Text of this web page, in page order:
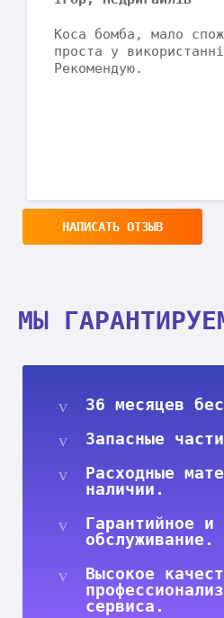
Коса бомба, мало
проста у
Рекомендую.
НАПИСАТЬ ОТЗЫВ
МЫ
36 месяцев
Запасные
Расходные
наличии.
Гарантийное и
обслуживание.
Высокое
сервиса.